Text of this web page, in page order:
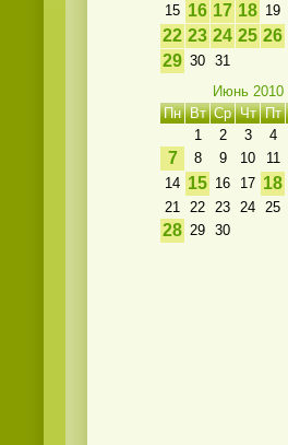
15 16 17 18 19
22 23 24 25 26
29 30 31
Июнь 2010
Пн Вт Ср Чт Пт
1
2 3 4
7 8 9 10 11
14 15 16 17 18
21 22 23 24 25
28 29 30